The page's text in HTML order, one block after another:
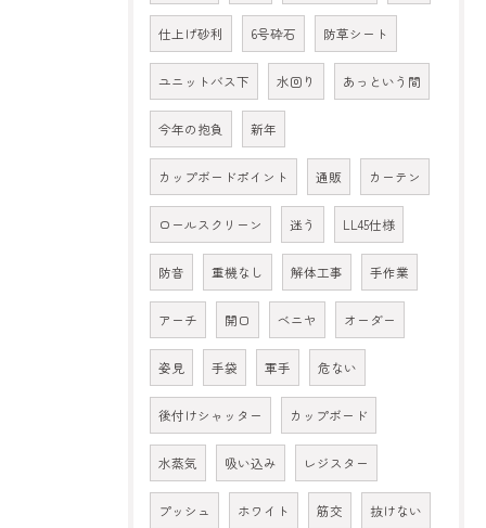
仕上げ砂利 6号砕石 防草シート
ユニットバス下 水回り あっという間
今年の抱負 新年
カップボードポイント 通販 カーテン
ロールスクリーン 迷う LL45仕様
防音 重機なし 解体工事 手作業
アーチ 開口 ベニヤ オーダー
姿見 手袋 軍手 危ない
後付けシャッター カップボード
水蒸気 吸い込み レジスター
プッシュ ホワイト 筋交 抜けない